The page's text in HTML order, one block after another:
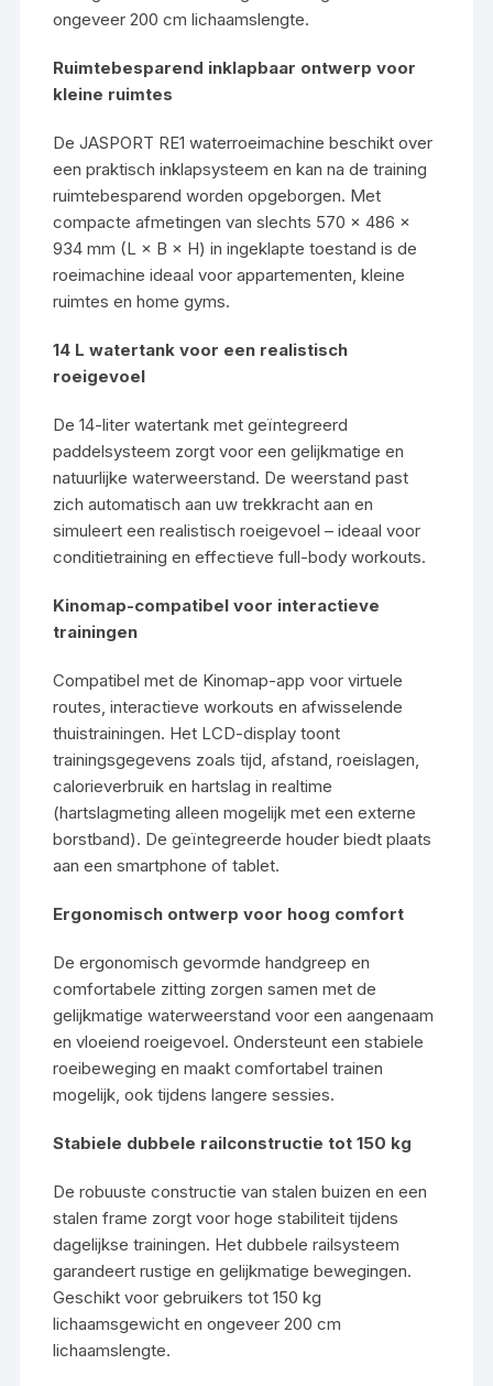
ongeveer 200 cm lichaamslengte.
Ruimtebesparend inklapbaar ontwerp voor
kleine ruimtes
De JASPORT RE1 waterroeimachine beschikt over
een praktisch inklapsysteem en kan na de training
ruimtebesparend worden opgeborgen. Met
compacte afmetingen van slechts 570 × 486 ×
934 mm (L × B × H) in ingeklapte toestand is de
roeimachine ideaal voor appartementen, kleine
ruimtes en home gyms.
14 L watertank voor een realistisch
roeigevoel
De 14-liter watertank met geïntegreerd
paddelsysteem zorgt voor een gelijkmatige en
natuurlijke waterweerstand. De weerstand past
zich automatisch aan uw trekkracht aan en
simuleert een realistisch roeigevoel – ideaal voor
conditietraining en effectieve full-body workouts.
Kinomap-compatibel voor interactieve
trainingen
Compatibel met de Kinomap-app voor virtuele
routes, interactieve workouts en afwisselende
thuistrainingen. Het LCD-display toont
trainingsgegevens zoals tijd, afstand, roeislagen,
calorieverbruik en hartslag in realtime
(hartslagmeting alleen mogelijk met een externe
borstband). De geïntegreerde houder biedt plaats
aan een smartphone of tablet.
Ergonomisch ontwerp voor hoog comfort
De ergonomisch gevormde handgreep en
comfortabele zitting zorgen samen met de
gelijkmatige waterweerstand voor een aangenaam
en vloeiend roeigevoel. Ondersteunt een stabiele
roeibeweging en maakt comfortabel trainen
mogelijk, ook tijdens langere sessies.
Stabiele dubbele railconstructie tot 150 kg
De robuuste constructie van stalen buizen en een
stalen frame zorgt voor hoge stabiliteit tijdens
dagelijkse trainingen. Het dubbele railsysteem
garandeert rustige en gelijkmatige bewegingen.
Geschikt voor gebruikers tot 150 kg
lichaamsgewicht en ongeveer 200 cm
lichaamslengte.